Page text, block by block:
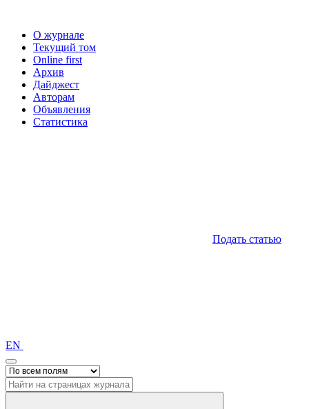
О журнале
Текущий том
Online first
Архив
Дайджест
Авторам
Объявления
Статистика
Подать статью
EN